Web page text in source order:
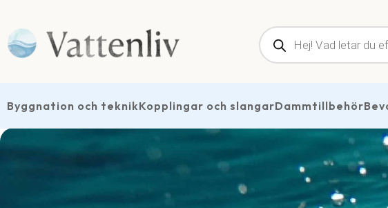
Produktsökning
Byggnation och teknikKopplingar och slangarDammtillbehör